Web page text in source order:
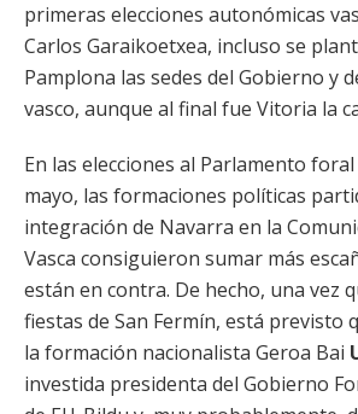
primeras elecciones autonómicas
Carlos Garaikoetxea, incluso se
Pamplona las sedes del Gobierno y
vasco, aunque al final fue Vitoria la
En las elecciones al Parlamento
mayo, las formaciones políticas
integración de Navarra en la
Vasca consiguieron sumar más
están en contra. De hecho, una vez
fiestas de San Fermín, está previsto
la formación nacionalista Geroa Bai
investida presidenta del Gobierno